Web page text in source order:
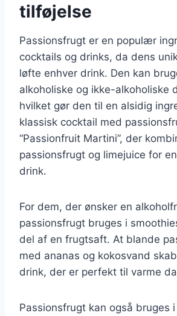
tilføjelse
Passionsfrugt er en populær
cocktails og drinks, da dens
løfte enhver drink. Den kan
alkoholiske og ikke-alkoholiske
hvilket gør den til en alsidig
klassisk cocktail med
“Passionfruit Martini”, der
passionsfrugt og limejuice for
drink.
For dem, der ønsker en
passionsfrugt bruges i
del af en frugtsaft. At blande
med ananas og kokosvand
drink, der er perfekt til varme
Passionsfrugt kan også bruges